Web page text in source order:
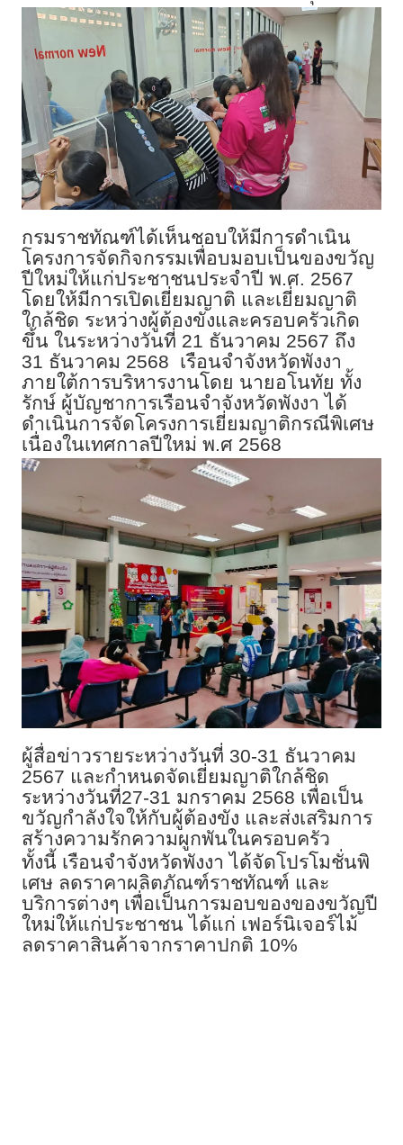
กรมราชทัณฑ์ได้เห็นชอบให้มีการดำเนิน
โครงการจัดกิจกรรมเพื่อบมอบเป็นของขวัญ
ปีใหม่ให้แก่ประชาชนประจำปี พ.ศ. 2567
โดยให้มีการเปิดเยี่ยมญาติ และเยี่ยมญาติ
ใกล้ชิด ระหว่างผู้ต้องขังและครอบครัวเกิด
ขึ้น ในระหว่างวันที่ 21 ธันวาคม 2567 ถึง
31 ธันวาคม 2568 เรือนจำจังหวัดพังงา
ภายใต้การบริหารงานโดย นายอโนทัย ทั้ง
รักษ์ ผู้บัญชาการเรือนจำจังหวัดพังงา ได้
ดำเนินการจัดโครงการเยี่ยมญาติกรณีพิเศษ
เนื่องในเทศกาลปีใหม่ พ.ศ 2568
ผู้สื่อข่าวรายระหว่างวันที่ 30-31 ธันวาคม
2567 และกำหนดจัดเยี่ยมญาติใกล้ชิด
ระหว่างวันที่27-31 มกราคม 2568 เพื่อเป็น
ขวัญกำลังใจให้กับผู้ต้องขัง และส่งเสริมการ
สร้างความรักความผูกพันในครอบครัว
ทั้งนี้ เรือนจำจังหวัดพังงา ได้จัดโปรโมชั่นพิ
เศษ ลดราคาผลิตภัณฑ์ราชทัณฑ์ และ
บริการต่างๆ เพื่อเป็นการมอบของของขวัญปี
ใหม่ให้แก่ประชาชน ได้แก่ เฟอร์นิเจอร์ไม้
ลดราคาสินค้าจากราคาปกติ 10%